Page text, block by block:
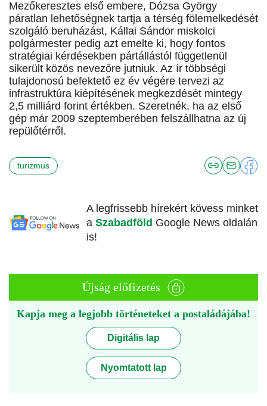
Mezőkeresztes első embere, Dózsa György
páratlan lehetőségnek tartja a térség fölemelkedését
szolgáló beruházást, Kállai Sándor miskolci
polgármester pedig azt emelte ki, hogy fontos
stratégiai kérdésekben pártállástól függetlenül
sikerült közös nevezőre jutniuk. Az ír többségi
tulajdonosú befektető ez év végére tervezi az
infrastruktúra kiépítésének megkezdését mintegy
2,5 milliárd forint értékben. Szeretnék, ha az első
gép már 2009 szeptemberében felszállhatna az új
repülőtérről.
turizmus
A legfrissebb hírekért kövess minket
a Szabadföld Google News oldalán
is!
Újság előfizetés
Kapja meg a legjobb történeteket a postaládájába!
Digitális lap
Nyomtatott lap